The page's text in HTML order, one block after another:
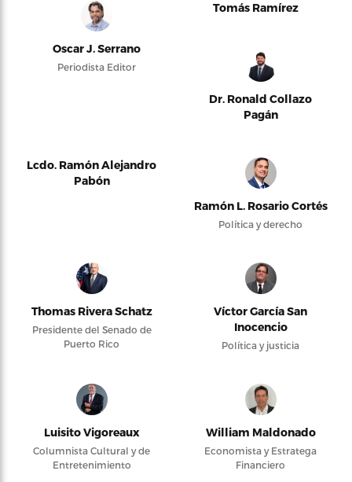
Oscar J. Serrano
Periodista Editor
Tomás Ramírez
Dr. Ronald Collazo
Pagán
Lcdo. Ramón Alejandro
Pabón
Ramón L. Rosario Cortés
Política y derecho
Thomas Rivera Schatz
Presidente del Senado de
Puerto Rico
Víctor García San
Inocencio
Política y justicia
Luisito Vigoreaux
Columnista Cultural y de
Entretenimiento
William Maldonado
Economista y Estratega
Financiero